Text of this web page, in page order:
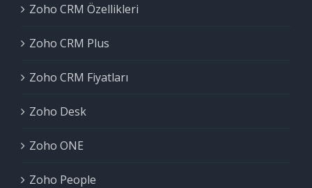
Zoho CRM Özellikleri
Zoho CRM Plus
Zoho CRM Fiyatları
Zoho Desk
Zoho ONE
Zoho People